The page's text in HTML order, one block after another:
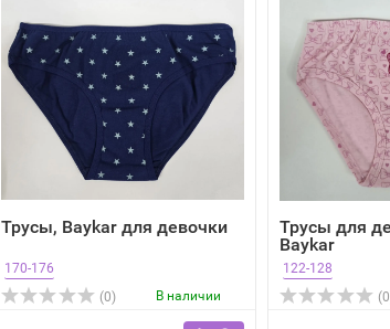
Трусы, Baykar для девочки
170-176
(0)
В наличии
Трусы для
Baykar
122-128